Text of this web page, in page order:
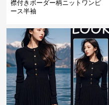
襟付きボーダー柄ニットワンピ
ース半袖